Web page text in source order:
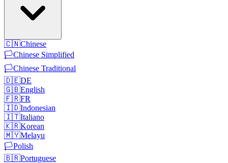
🇨🇳Chinese
🏳️Chinese Simplified
🏳️Chinese Traditional
🇩🇪DE
🇬🇧English
🇫🇷FR
🇮🇩Indonesian
🇮🇹Italiano
🇰🇷Korean
🇲🇾Melayu
🏳️Polish
🇧🇷Portuguese